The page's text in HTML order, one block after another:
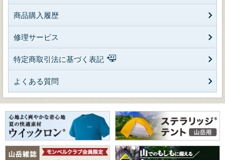
商品購入履歴
修理サービス
特定商取引法に基づく表記
よくある質問